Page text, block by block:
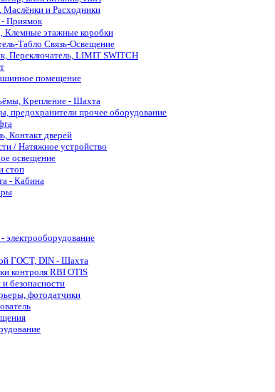
и Расходники
Приямок
Клемные этажные коробки
Табло Связь-Освещение
Переключатель, LIMIT SWITCH
помещение
Крепление - Шахта
предохранители прочее оборудование
Контакт дверей
/ Натяжное устройство
освещение
стоп
- Кабина
электрооборудование
ГОСТ, DIN - Шахта
контроля RBI OTIS
и безопасности
фотодатчики